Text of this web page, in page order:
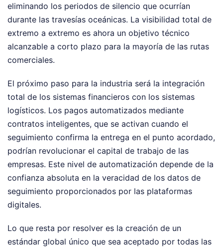
eliminando los periodos de silencio que ocurrían
durante las travesías oceánicas. La visibilidad total de
extremo a extremo es ahora un objetivo técnico
alcanzable a corto plazo para la mayoría de las rutas
comerciales.
El próximo paso para la industria será la integración
total de los sistemas financieros con los sistemas
logísticos. Los pagos automatizados mediante
contratos inteligentes, que se activan cuando el
seguimiento confirma la entrega en el punto acordado,
podrían revolucionar el capital de trabajo de las
empresas. Este nivel de automatización depende de la
confianza absoluta en la veracidad de los datos de
seguimiento proporcionados por las plataformas
digitales.
Lo que resta por resolver es la creación de un
estándar global único que sea aceptado por todas las